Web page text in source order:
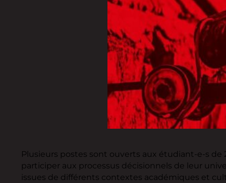
Plusieurs postes sont ouverts aux étudiant-e-s
participer aux processus décisionnels de leur
issues de différents contextes académiques et